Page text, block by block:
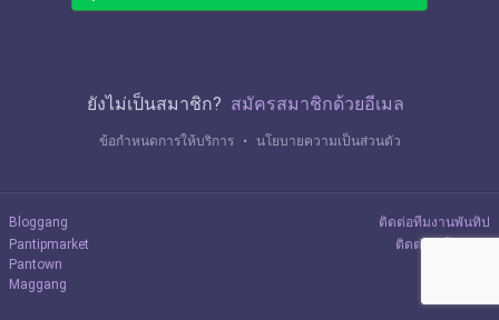
ยังไม่เป็นสมาชิก? สมัครสมาชิกด้วยอีเมล
ข้อกำหนดการให้บริการ ・ นโยบายความเป็นส่วนตัว
Bloggang
Pantipmarket
Pantown
Maggang
ติดต่อทีมงานพันทิป
ติดต่อลงโฆษณา